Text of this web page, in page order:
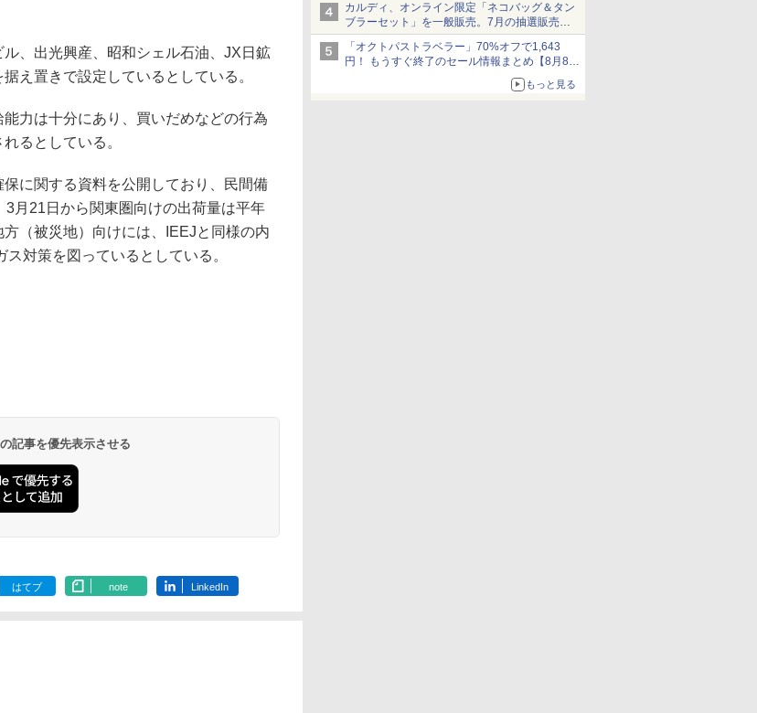
カルディ、オンライン限定「ネコバッグ＆タン
ブラーセット」を一般販売。7月の抽選販売の
当選無効分
「オクトパストラベラー」70%オフで1,643
円！ もうすぐ終了のセール情報まとめ【8月8日
ニンテンドーeショップでは「大神 絶景版」が
もっと見る
、出光興産、昭和シェル石油、JX日鉱
え置きで設定しているとしている。
力は十分にあり、買いだめなどの行為
るとしている。
に関する資料を公開しており、民間備
月21日から関東圏向けの出荷量は平年
（被災地）向けには、IEEJと同様の内
対策を図っているとしている。
記事を優先表示させる
はてブ note LinkedIn